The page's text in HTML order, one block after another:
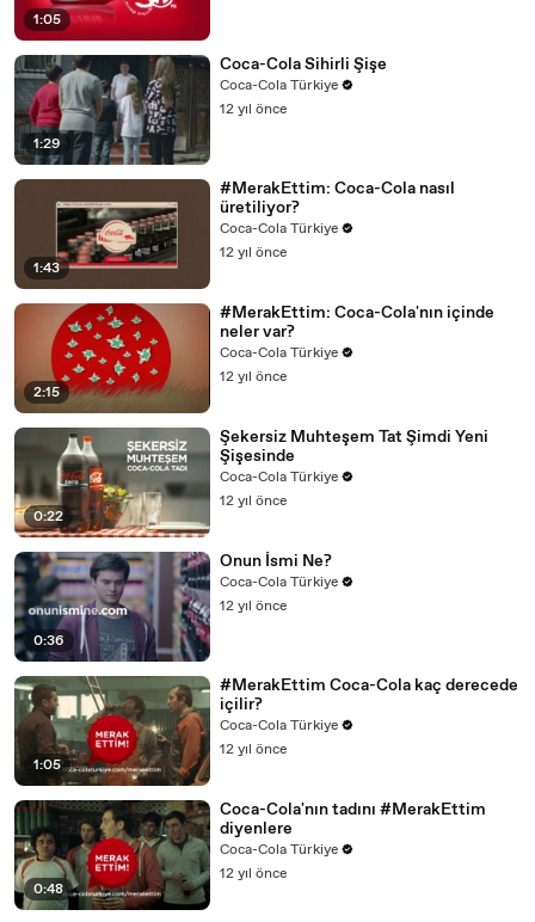
1:05
1:29
Coca-Cola Sihirli Şişe
Coca-Cola Türkiye
12 yıl önce
1:43
#MerakEttim: Coca-Cola nasıl
üretiliyor?
Coca-Cola Türkiye
12 yıl önce
2:15
#MerakEttim: Coca-Cola'nın içinde
neler var?
Coca-Cola Türkiye
12 yıl önce
0:22
Şekersiz Muhteşem Tat Şimdi Yeni
Şişesinde
Coca-Cola Türkiye
12 yıl önce
0:36
Onun İsmi Ne?
Coca-Cola Türkiye
12 yıl önce
1:05
#MerakEttim Coca-Cola kaç derecede
içilir?
Coca-Cola Türkiye
12 yıl önce
0:48
Coca-Cola'nın tadını #MerakEttim
diyenlere
Coca-Cola Türkiye
12 yıl önce